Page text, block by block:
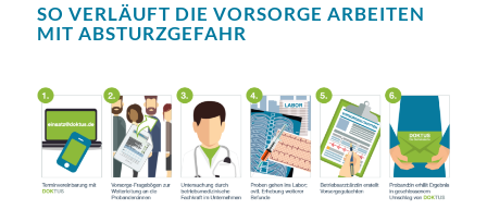
SO VERLÄUFT DIE VORSORGE ARBEITEN
MIT ABSTURZGEFAHR